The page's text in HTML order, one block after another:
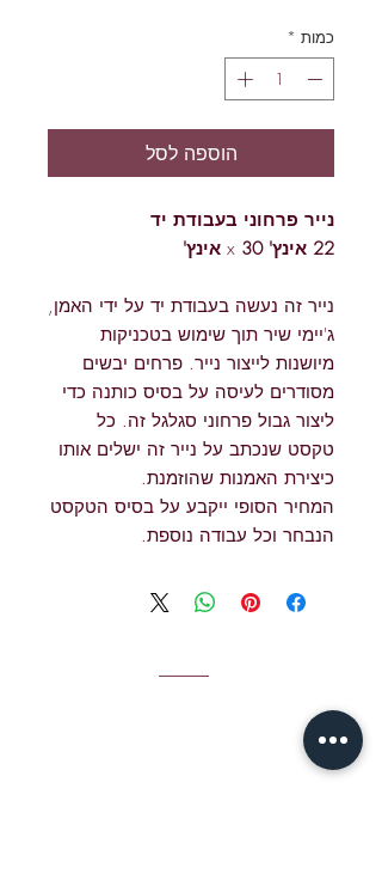
כמות *
הוספה לסל
נייר פרחוני בעבודת יד
22 אינץ'
x30 אינץ'
נייר זה נעשה בעבודת יד על ידי האמן,
ג'יימי שיר תוך שימוש בטכניקות
מיושנות לייצור נייר. פרחים יבשים
מסודרים לעיסה על בסיס כותנה כדי
ליצור גבול פרחוני סגלגל זה. כל
טקסט שנכתב על נייר זה ישלים אותו
כיצירת האמנות שהוזמנת.
המחיר הסופי ייקבע על בסיס הטקסט
הנבחר וכל עבודה נוספת.
איש קשר
אימייל לג'יימי S